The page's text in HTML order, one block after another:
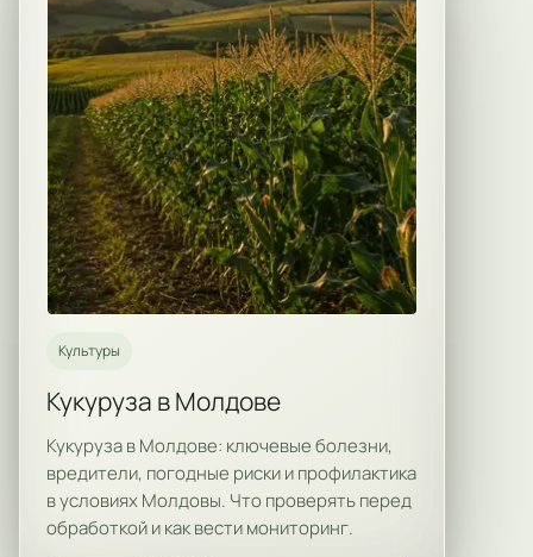
Культуры
Кукуруза в Молдове
Кукуруза в Молдове: ключевые болезни,
вредители, погодные риски и профилактика
в условиях Молдовы. Что проверять перед
обработкой и как вести мониторинг.